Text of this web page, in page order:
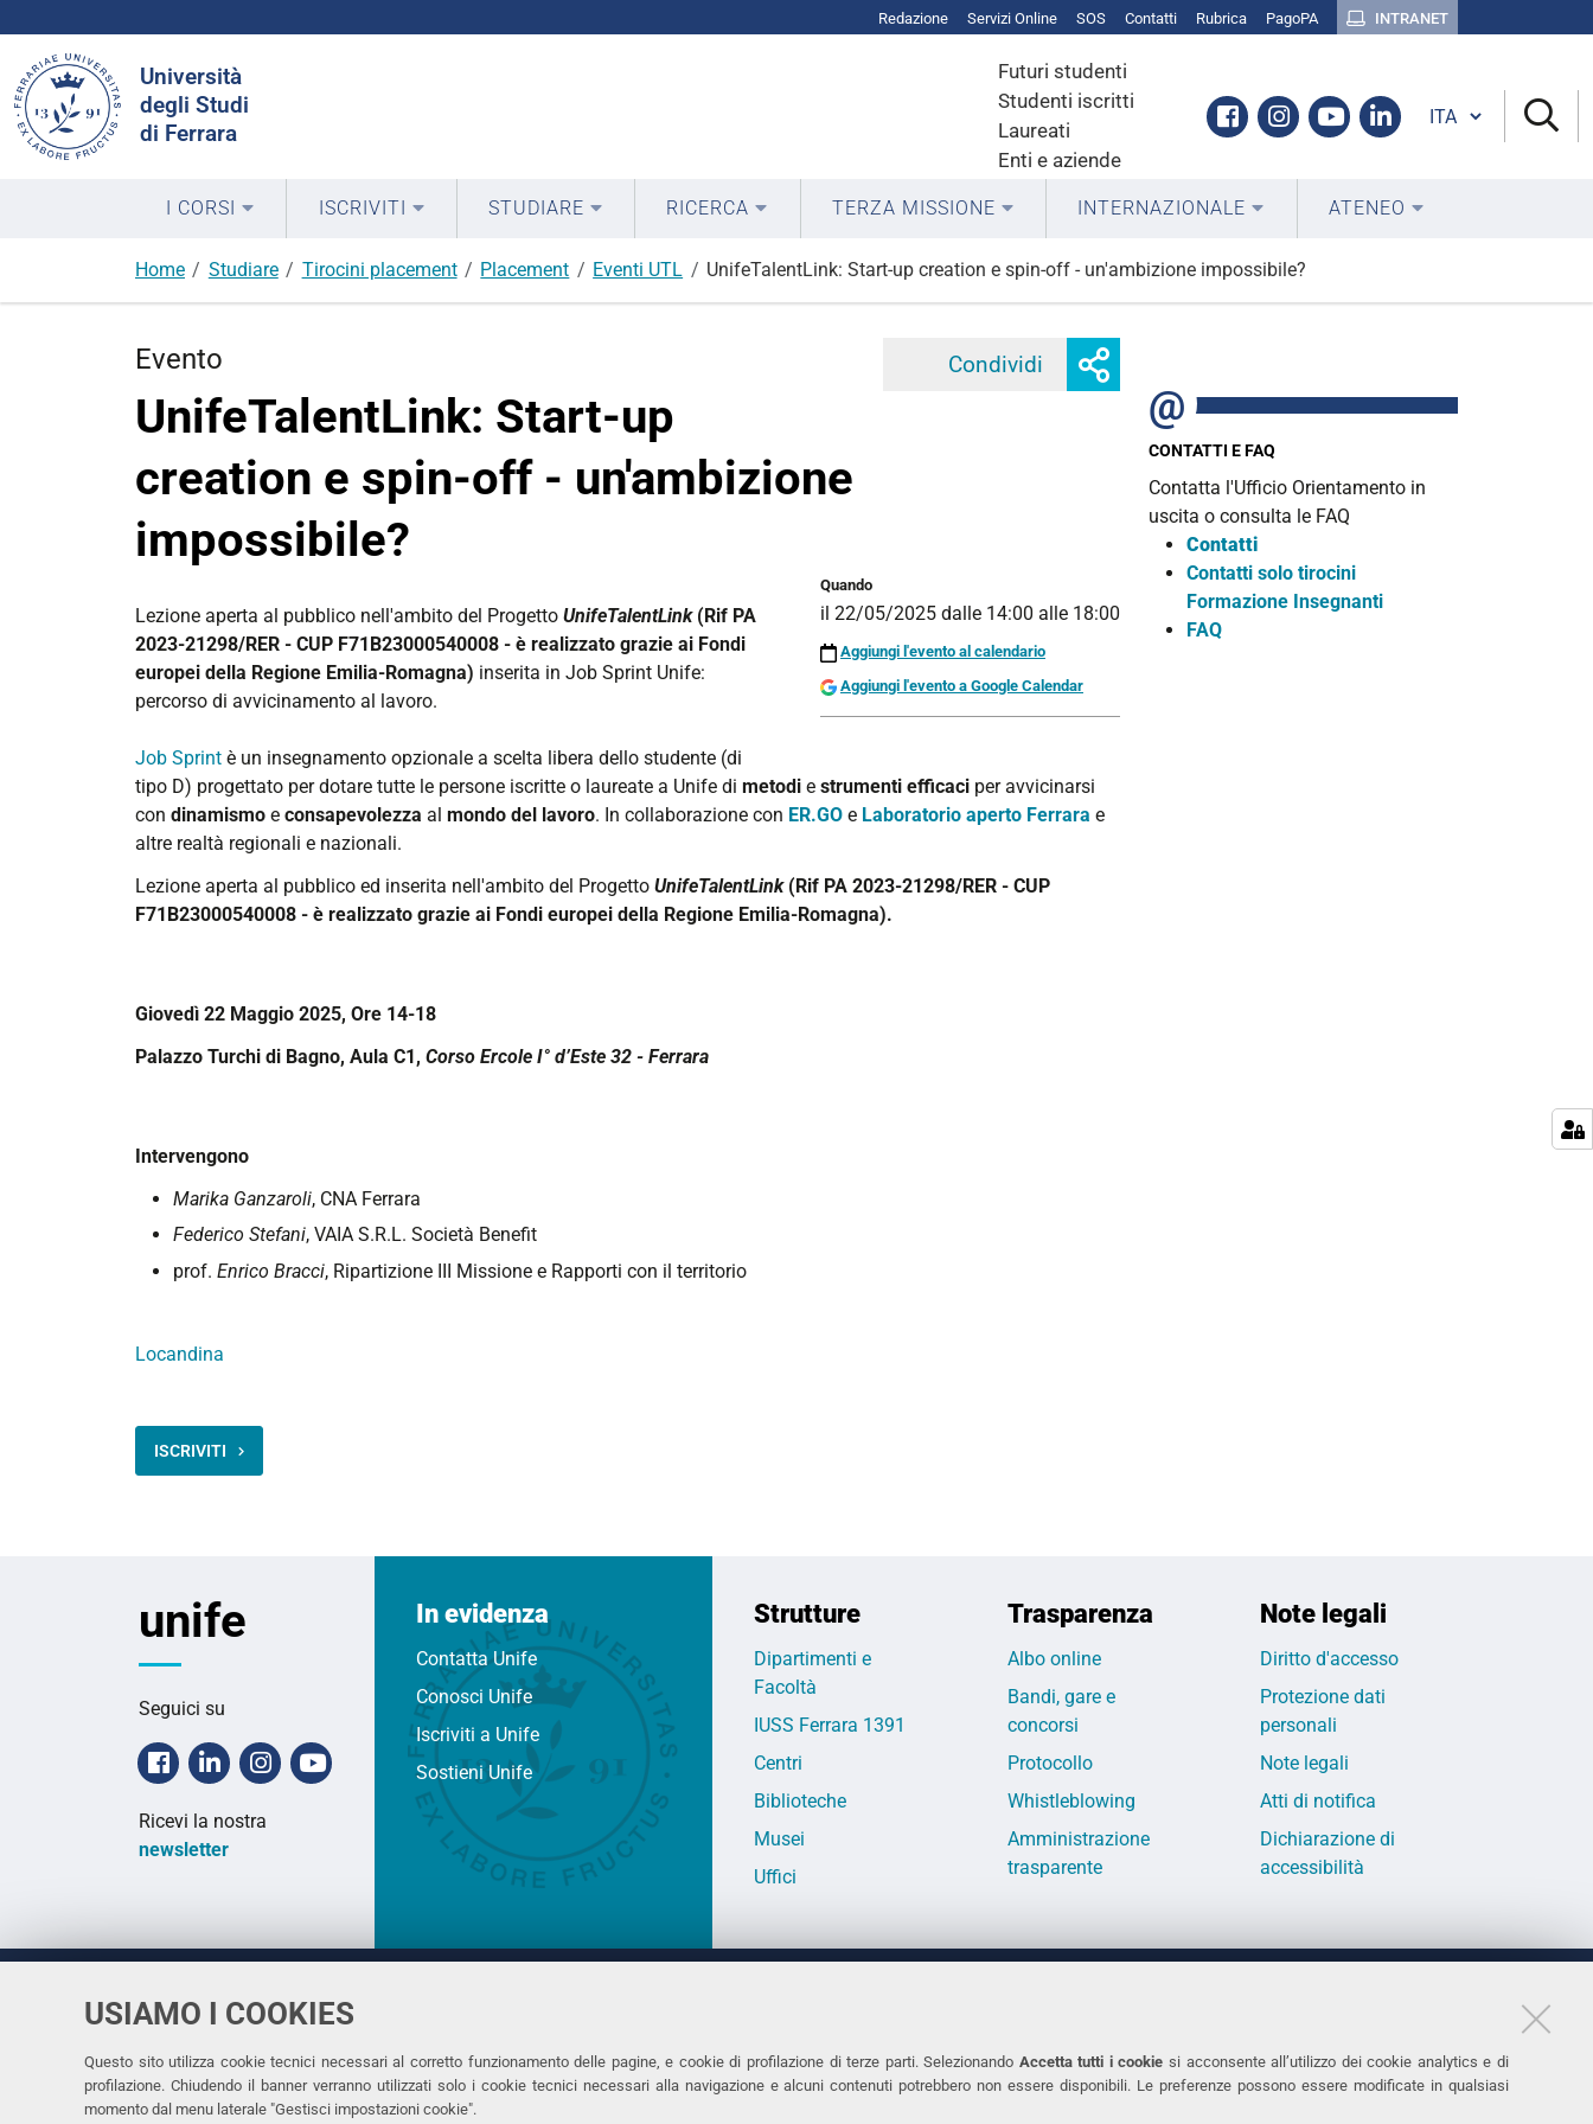
USIAMO I COOKIES
Questo sito utilizza cookie tecnici necessari al corretto funzionamento delle pagine, e cookie di profilazione di terze parti. Selezionando Accetta tutti i cookie si acconsente all’utilizzo dei cookie analytics e di
profilazione. Chiudendo il banner verranno utilizzati solo i cookie tecnici necessari alla navigazione e alcuni contenuti potrebbero non essere disponibili. Le preferenze possono essere modificate in qualsiasi
momento dal menu laterale "Gestisci impostazioni cookie".
Redazione Servizi Online SOS Contatti Rubrica PagoPA INTRANET
Università
degli Studi
di Ferrara
Futuri studenti
Studenti iscritti
Laureati
Enti e aziende
Facebook
Instagram
YoutubeLinkedin
nel
sito
Cambia lingua
I CORSI ISCRIVITI STUDIARE RICERCA TERZA MISSIONE INTERNAZIONALE ATENEO
Home Studiare Tirocini placement Placement Eventi UTL UnifeTalentLink: Start-up creation e spin-off - un'ambizione impossibile?
Condividi Facebook
nascondi
opzioni
condivisione
Evento
UnifeTalentLink: Start-up
creation e spin-off - un'ambizione
impossibile?
placement/placement/eventi-
utl/unifetalentlink-
start-
up-
e-
spin-
off-
unambizione-
UnifeTalentLink:
e
spin-
impossibile?
2025-
05-
22T18:00:00+02:00
Quando
il 22/05/2025 dalle 14:00 alle 18:00
Aggiungi l'evento al calendario
Aggiungi l'evento a Google Calendar
Lezione aperta al pubblico nell'ambito del Progetto UnifeTalentLink (Rif PA
2023-21298/RER - CUP F71B23000540008 - è realizzato grazie ai Fondi
europei della Regione Emilia-Romagna) inserita in Job Sprint Unife:
percorso di avvicinamento al lavoro.
Job Sprint è un insegnamento opzionale a scelta libera dello studente (di
tipo D) progettato per dotare tutte le persone iscritte o laureate a Unife di metodi e strumenti efficaci per avvicinarsi
con dinamismo e consapevolezza al mondo del lavoro. In collaborazione con ER.GO e Laboratorio aperto Ferrara e
altre realtà regionali e nazionali.
Lezione aperta al pubblico ed inserita nell'ambito del Progetto UnifeTalentLink (Rif PA 2023-21298/RER - CUP
F71B23000540008 - è realizzato grazie ai Fondi europei della Regione Emilia-Romagna).
Giovedì 22 Maggio 2025, Ore 14-18
Palazzo Turchi di Bagno, Aula C1, Corso Ercole I° d’Este 32 - Ferrara
Intervengono
Marika Ganzaroli, CNA Ferrara
Federico Stefani, VAIA S.R.L. Società Benefit
prof. Enrico Bracci, Ripartizione III Missione e Rapporti con il territorio
Locandina
ISCRIVITI
CONTATTI E FAQ
Contatta l'Ufficio Orientamento in
uscita o consulta le FAQ
Contatti
Contatti solo tirocini
Formazione Insegnanti
FAQ
unife
Seguici su
Facebook
LinkedinInstagramYoutube
Ricevi la nostra
newsletter
In evidenza
Contatta Unife
Conosci Unife
Iscriviti a Unife
Sostieni Unife
Strutture
Dipartimenti e
Facoltà
IUSS Ferrara 1391
Centri
Biblioteche
Musei
Uffici
Trasparenza
Albo online
Bandi, gare e
concorsi
Protocollo
Whistleblowing
Amministrazione
trasparente
Note legali
Diritto d'accesso
Protezione dati
personali
Note legali
Atti di notifica
Dichiarazione di
accessibilità
Università
di Ferrara
Rettrice: Prof.ssa Laura Ramaciotti
via Ludovico Ariosto, 35 - 44121 Ferrara
C.F. 80007370382 - P.IVA 00434690384
Tel. +39 0532 293111
Fax. +39 0532 293031
Accessibilità
Protezione dati personali